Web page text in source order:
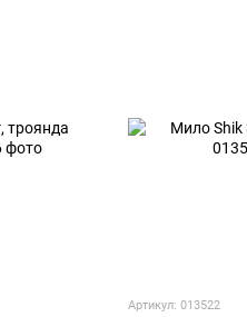
Артикул: 013522